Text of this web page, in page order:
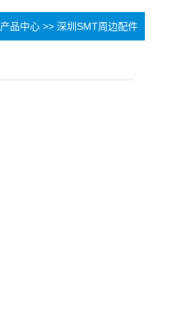
产品中心 >> 深圳SMT周边配件